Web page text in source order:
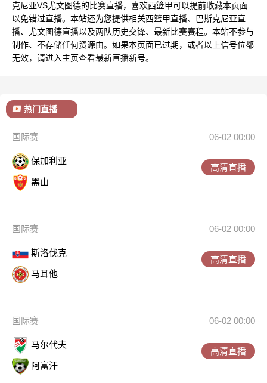
克尼亚VS尤文图德的比赛直播，喜欢西篮甲可以提前收藏本页面
以免错过直播。本站还为您提供相关西篮甲直播、巴斯克尼亚直
播、尤文图德直播以及两队历史交锋、最新比赛赛程。本站不参与
制作、不存储任何资源由。如果本页面已过期，或者以上信号位都
无效，请进入主页查看最新直播新号。
热门直播
国际赛 06-02 00:00
保加利亚
黑山
高清直播
国际赛 06-02 00:00
斯洛伐克
马耳他
高清直播
国际赛 06-02 00:00
马尔代夫
阿富汗
高清直播